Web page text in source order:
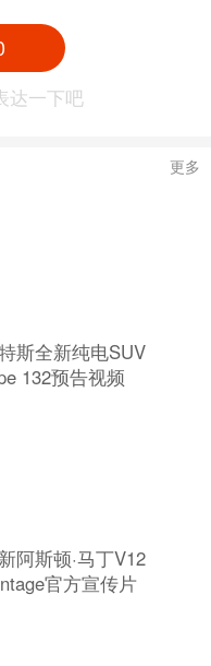
达一下吧
更多
斯全新纯电SUV
132预告视频
阿斯顿·马丁V12
官方宣传片